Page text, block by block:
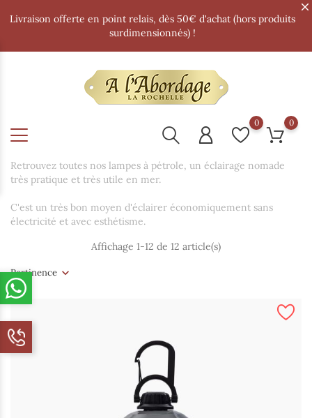
Livraison offerte en point relais, dès 50€ d'achat (hors produits
surdimensionnés) !
0 0
Retrouvez toutes nos lampes à pétrole, un éclairage nomade
très pratique et très utile en mer.
C'est un très bon moyen d'éclairer économiquement sans
électricité et avec esthétisme.
Pertinence
Affichage 1-12 de 12 article(s)